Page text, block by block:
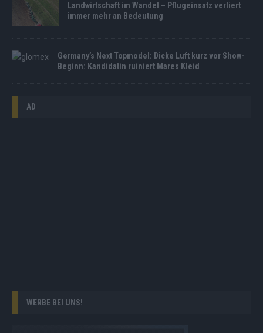
Landwirtschaft im Wandel – Pflugeinsatz verliert
immer mehr an Bedeutung
Germany’s Next Topmodel: Dicke Luft kurz vor Show-
Beginn: Kandidatin ruiniert Mares Kleid
AD
WERBE BEI UNS!